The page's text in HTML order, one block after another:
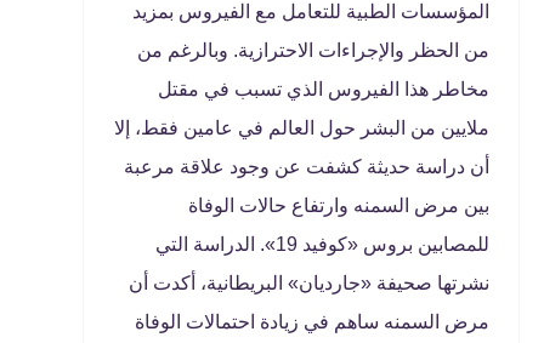
المؤسسات الطبية للتعامل مع الفيروس بمزيد
من الحظر والإجراءات الاحترازية. وبالرغم من
مخاطر هذا الفيروس الذي تسبب في مقتل
ملايين من البشر حول العالم في عامين فقط، إلا
أن دراسة حديثة كشفت عن وجود علاقة مرعبة
بين مرض السمنه وارتفاع حالات الوفاة
للمصابين بروس «كوفيد 19». الدراسة التي
نشرتها صحيفة «جارديان» البريطانية، أكدت أن
مرض السمنه ساهم في زيادة احتمالات الوفاة